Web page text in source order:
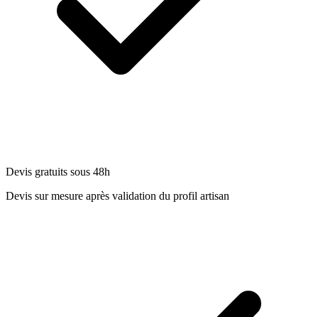
Devis gratuits sous 48h
Devis sur mesure après validation du profil artisan